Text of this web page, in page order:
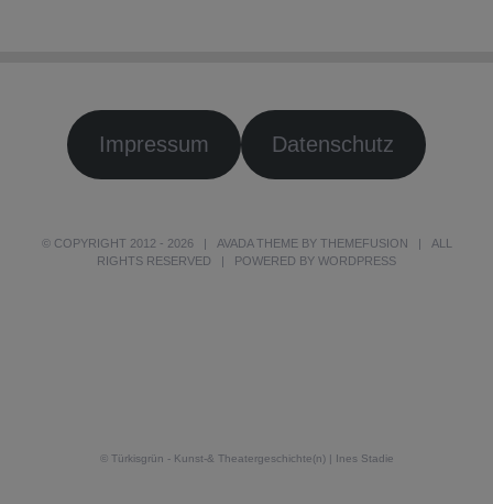
Impressum Datenschutz
© COPYRIGHT 2012 - 2026 | AVADA THEME BY THEMEFUSION | ALL
RIGHTS RESERVED | POWERED BY WORDPRESS
© Türkisgrün - Kunst-& Theatergeschichte(n) | Ines Stadie